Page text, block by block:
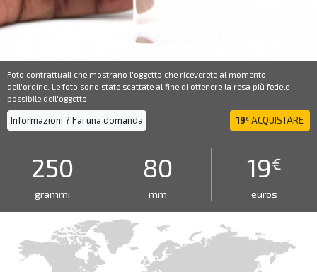
Foto contrattuali che mostrano l'oggetto che riceverete al momento
dell'ordine. Le foto sono state scattate al fine di ottenere la resa più fedele
possibile dell'oggetto.
Informazioni ? Fai una domanda 19€ ACQUISTARE
250
grammi
80
mm
19€
euros